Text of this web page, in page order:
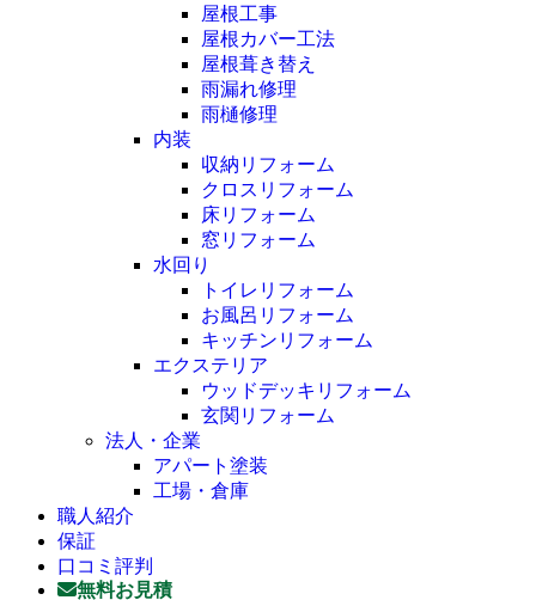
屋根工事
屋根カバー工法
屋根葺き替え
雨漏れ修理
雨樋修理
内装
収納リフォーム
クロスリフォーム
床リフォーム
窓リフォーム
水回り
トイレリフォーム
お風呂リフォーム
キッチンリフォーム
エクステリア
ウッドデッキリフォーム
玄関リフォーム
法人・企業
アパート塗装
工場・倉庫
職人紹介
保証
口コミ評判
無料お見積